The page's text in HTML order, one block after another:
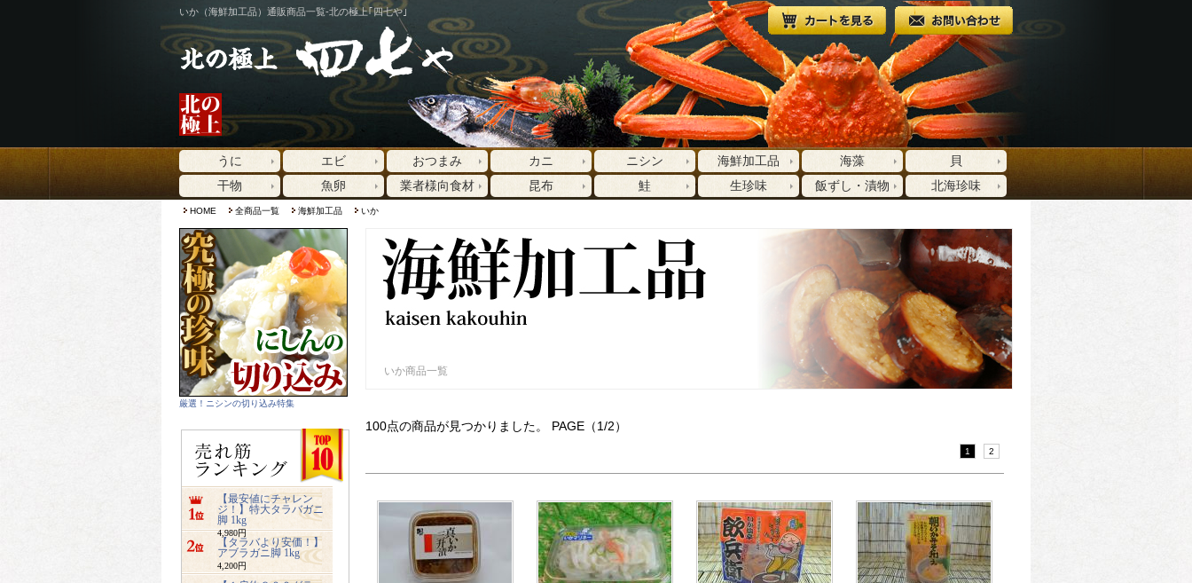
いか（海鮮加工品）通販商品一覧-北の極上｢四七や｣
うに エビ おつまみ カニ ニシン 海鮮加工品 海藻
貝
干物
魚卵 業者様向食材 昆布 鮭 生珍味 飯ずし・漬物 北海珍味
HOME 全商品一覧 海鮮加工品 いか
いか商品一覧
100点の商品が見つかりました。 PAGE（1/2）
1 2
厳選！ニシンの切り込み特集
【最安値にチャレン
ジ！】特大タラバガニ
脚 1kg
4,980円
【タラバより安価！】
アブラガニ脚 1kg
4,200円